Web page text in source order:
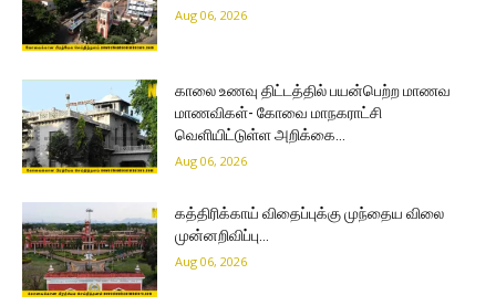
Aug 06, 2026
காலை உணவு திட்டத்தில் பயன்பெற்ற மாணவ
மாணவிகள்- கோவை மாநகராட்சி
வெளியிட்டுள்ள அறிக்கை…
Aug 06, 2026
கத்திரிக்காய் விதைப்புக்கு முந்தைய விலை
முன்னறிவிப்பு…
Aug 06, 2026